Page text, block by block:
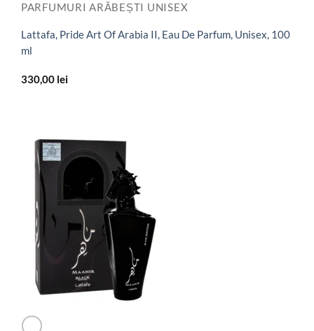
PARFUMURI ARĂBEȘTI UNISEX
Lattafa, Pride Art Of Arabia II, Eau De Parfum, Unisex, 100
ml
330,00 lei